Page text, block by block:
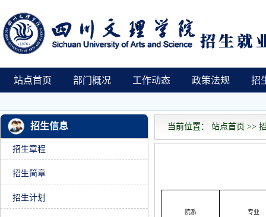
站点首页 部门概况 工作动态 政策法规 招
当前位置： 站点首页 >>
院系 专业
招生信息
招生章程
招生简章
招生计划